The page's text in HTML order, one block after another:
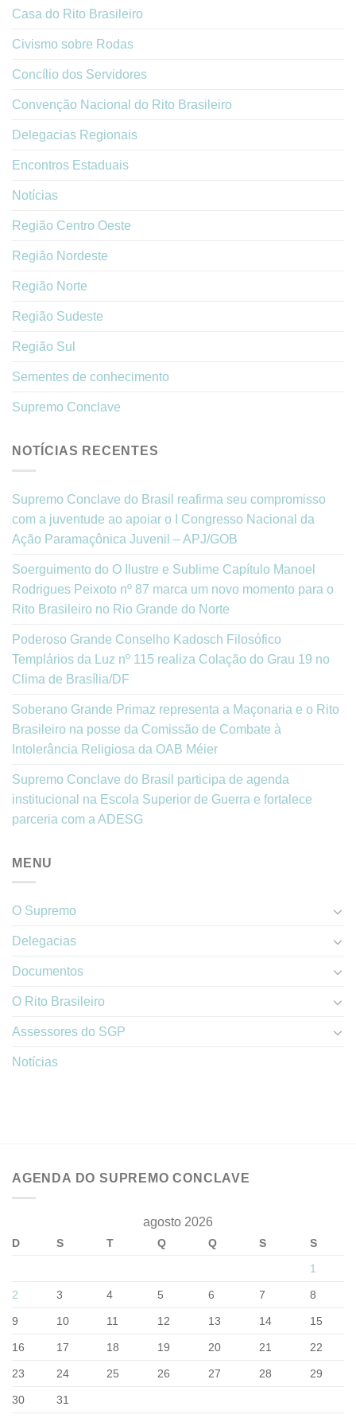
Casa do Rito Brasileiro
Civismo sobre Rodas
Concílio dos Servidores
Convenção Nacional do Rito Brasileiro
Delegacias Regionais
Encontros Estaduais
Notícias
Região Centro Oeste
Região Nordeste
Região Norte
Região Sudeste
Região Sul
Sementes de conhecimento
Supremo Conclave
NOTÍCIAS RECENTES
Supremo Conclave do Brasil reafirma seu compromisso
com a juventude ao apoiar o I Congresso Nacional da
Ação Paramaçônica Juvenil – APJ/GOB
Soerguimento do O Ilustre e Sublime Capítulo Manoel
Rodrigues Peixoto nº 87 marca um novo momento para o
Rito Brasileiro no Rio Grande do Norte
Poderoso Grande Conselho Kadosch Filosófico
Templários da Luz nº 115 realiza Colação do Grau 19 no
Clima de Brasília/DF
Soberano Grande Primaz representa a Maçonaria e o Rito
Brasileiro na posse da Comissão de Combate à
Intolerância Religiosa da OAB Méier
Supremo Conclave do Brasil participa de agenda
institucional na Escola Superior de Guerra e fortalece
parceria com a ADESG
MENU
O Supremo
Delegacias
Documentos
O Rito Brasileiro
Assessores do SGP
Notícias
AGENDA DO SUPREMO CONCLAVE
agosto 2026
D S T Q Q S
S
1
2 3 4 5 6 7 8
9 10 11 12 13 14 15
16 17 18 19 20 21 22
23 24 25 26 27 28 29
30 31